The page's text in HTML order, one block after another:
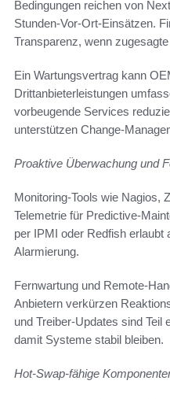
Bedingungen reichen von
Stunden-Vor-Ort-Einsätzen.
Transparenz, wenn
Ein Wartungsvertrag kann
Drittanbieterleistungen
vorbeugende Services
unterstützen Change-
Proaktive Überwachung und
Monitoring-Tools wie Nagios,
Telemetrie für Predictive-
per IPMI oder Redfish erlaubt
Alarmierung.
Fernwartung und Remote-
Anbietern verkürzen
und Treiber-Updates sind Teil
damit Systeme stabil bleiben.
Hot-Swap-fähige